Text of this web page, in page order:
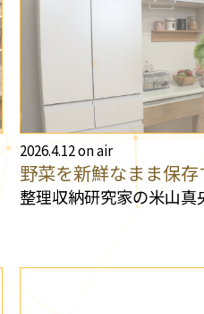
2026.4.12 on air
野菜を新鮮なまま保
整理収納研究家の米山真